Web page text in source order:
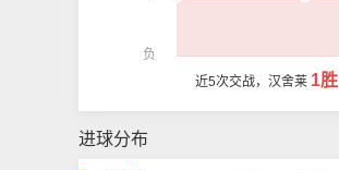
负
近5次交战，汉舍莱 1胜
进球分布